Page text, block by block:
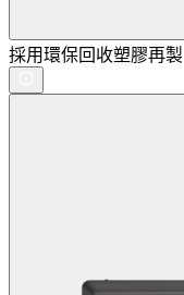
採用環保回收塑膠再製